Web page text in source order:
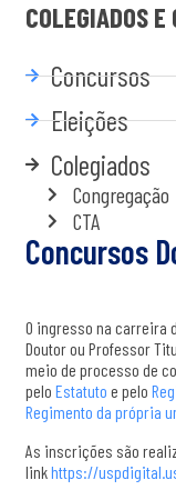
COLEGIADOS E
Concursos
Eleições
Colegiados
Congregação
CTA
Concursos
O ingresso na carreira
Doutor ou Professor
meio de processo de
pelo Estatuto e pelo
Regimento da própria
As inscrições são
linkhttps://